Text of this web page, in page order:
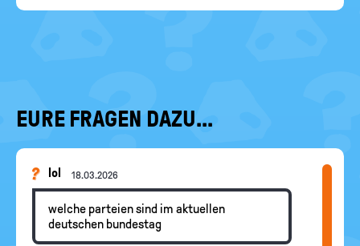
EURE FRAGEN DAZU...
lol 18.03.2026
welche parteien sind im aktuellen
deutschen bundestag